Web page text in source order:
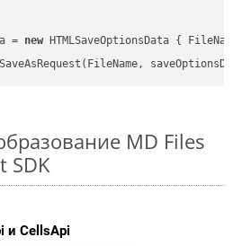
= new HTMLSaveOptionsData { FileName
MD Files
SDK
и CellsApi